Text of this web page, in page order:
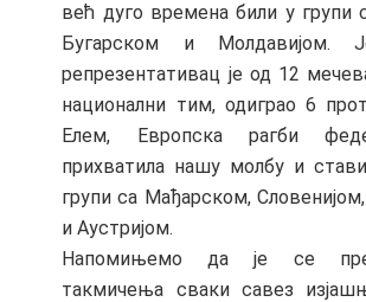
већ дуго времена били у групи
Бугарском и Молдавијом.
репрезентативац је од 12
национални тим, одиграо 6
Елем, Европска рагби
прихватила нашу молбу и
групи са Мађарском,
и Аустријом.
Напомињемо да је се
такмичења сваки савез